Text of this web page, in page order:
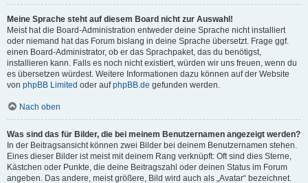
Meine Sprache steht auf diesem Board nicht zur Auswahl!
Meist hat die Board-Administration entweder deine Sprache nicht installiert
oder niemand hat das Forum bislang in deine Sprache übersetzt. Frage ggf.
einen Board-Administrator, ob er das Sprachpaket, das du benötigst,
installieren kann. Falls es noch nicht existiert, würden wir uns freuen, wenn du
es übersetzen würdest. Weitere Informationen dazu können auf der Website
von phpBB Limited oder aufphpBB.de gefunden werden.
Nach oben
Was sind das für Bilder, die bei meinem Benutzernamen angezeigt werden?
In der Beitragsansicht können zwei Bilder bei deinem Benutzernamen stehen.
Eines dieser Bilder ist meist mit deinem Rang verknüpft: Oft sind dies Sterne,
Kästchen oder Punkte, die deine Beitragszahl oder deinen Status im Forum
angeben. Das andere, meist größere, Bild wird auch als „Avatar“ bezeichnet.